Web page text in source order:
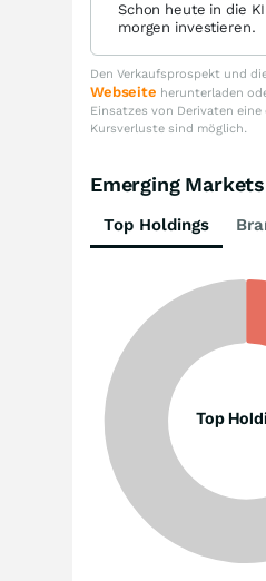
Schon heute in die
morgen investieren.
Den Verkaufsprospekt und
Webseite herunterladen
Einsatzes von Derivaten
Kursverluste sind möglich.
Emerging
Top Holdings
Top